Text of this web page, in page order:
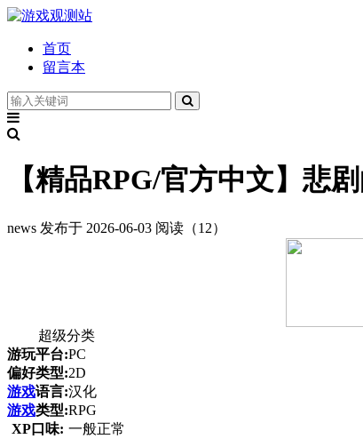
首页
留言本
【精品RPG/官方中文】悲
news 发布于 2026-06-03 阅读（12）
超级分类
游玩平台:PC
偏好类型:2D
游戏语言:汉化
游戏类型:RPG
XP口味: 一般正常